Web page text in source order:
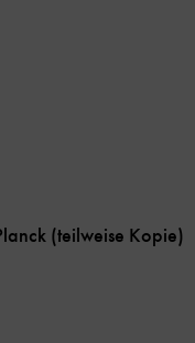
(teilweise Kopie)